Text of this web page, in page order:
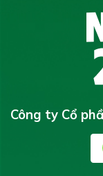
Công ty Cổ